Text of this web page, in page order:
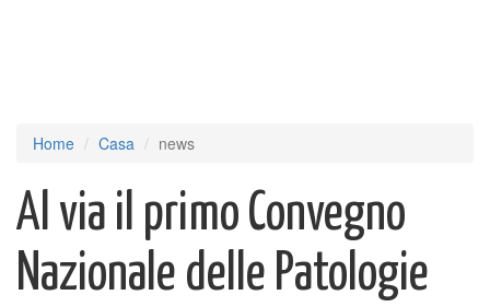
Home Casa news
Al via il primo Convegno
Nazionale delle Patologie